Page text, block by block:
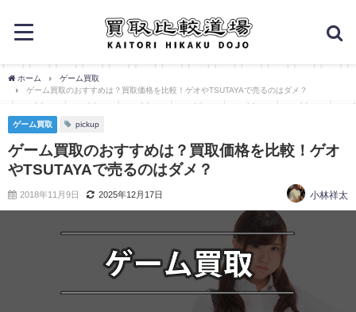
ホーム
ゲーム買取
ゲーム買取のおすすめは？買取価格を比較！ゲオやTSUTAYAで売るのはダメ？
ゲーム買取 pickup
ゲーム買取のおすすめは？買取価格を比較！ゲオ
やTSUTAYAで売るのはダメ？
2018年11月9日 2025年12月17日 小林祥太